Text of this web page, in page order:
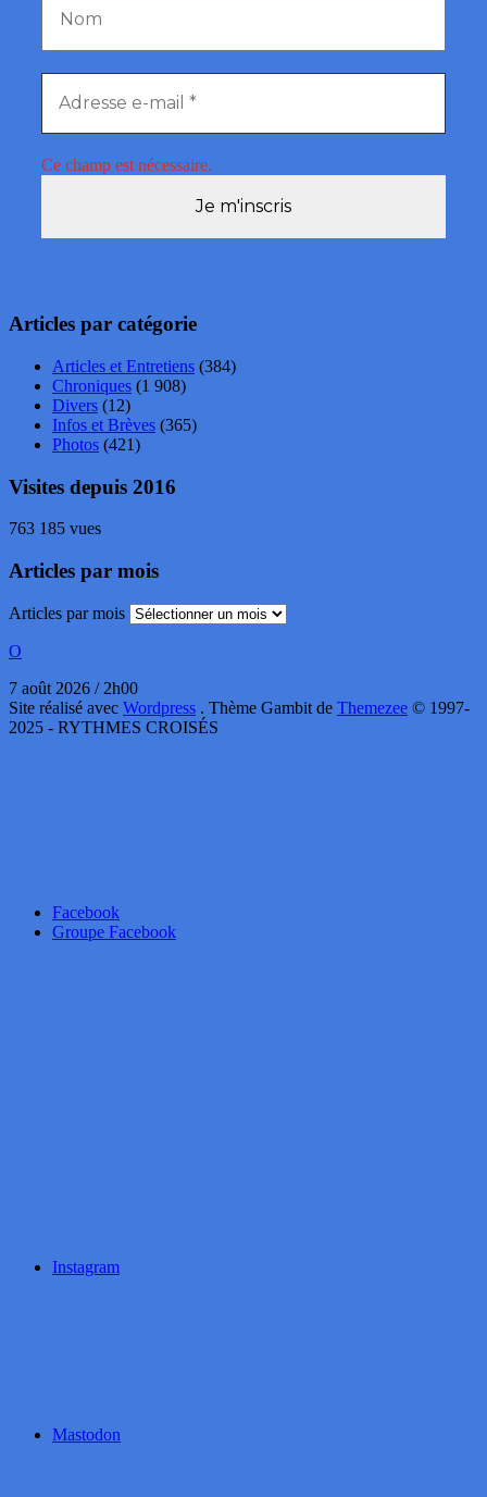
Ce champ est nécessaire.
Articles par catégorie
Articles et Entretiens (384)
Chroniques (1 908)
Divers (12)
Infos et Brèves (365)
Photos (421)
Visites depuis 2016
763 185 vues
Articles par mois
Articles par mois
O
7 août 2026 / 2h00
Site réalisé avec Wordpress . Thème Gambit de Themezee © 1997-
2025 - RYTHMES CROISÉS
Facebook
Groupe Facebook
Instagram
Mastodon